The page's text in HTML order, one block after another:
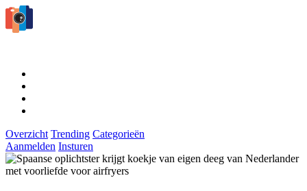
Overzicht Trending Categorieën
Aanmelden Insturen